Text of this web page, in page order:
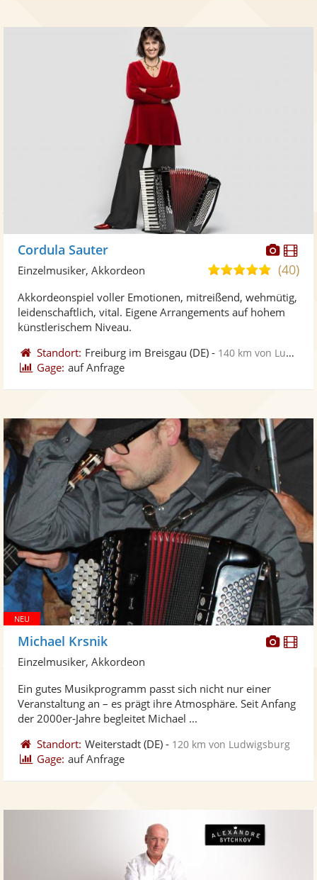
Fotos
Cordula Sauter
5,0
5
(40)
Einzelmusiker, Akkordeon
Akkordeonspiel voller Emotionen, mitreißend, wehmütig,
leidenschaftlich, vital. Eigene Arrangements auf hohem
künstlerischem Niveau.
Standort: Freiburg im Breisgau (DE) - 140 km von Ludwigsburg
Gage: auf Anfrage
Michael Krsnik
Einzelmusiker, Akkordeon
Ein gutes Musikprogramm passt sich nicht nur einer
Veranstaltung an – es prägt ihre Atmosphäre. Seit Anfang
der 2000er-Jahre begleitet Michael ...
Standort: Weiterstadt (DE) - 120 km von Ludwigsburg
Gage: auf Anfrage